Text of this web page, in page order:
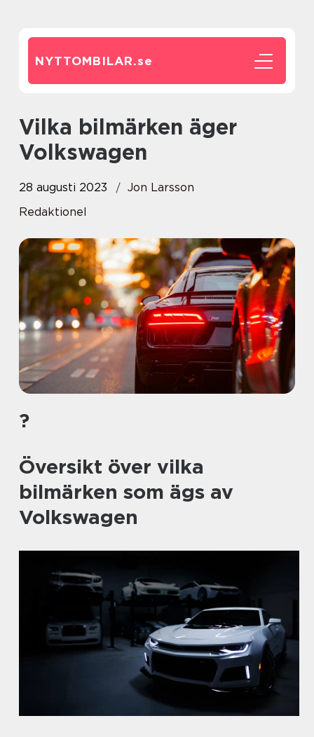
NYTTOMBILAR.se
Vilka bilmärken äger
Volkswagen
28 augusti 2023
Jon Larsson
Redaktionel
?
Översikt över vilka
bilmärken som ägs av
Volkswagen